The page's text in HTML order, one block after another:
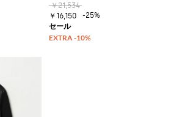
￥21,534
￥16,150
-25%